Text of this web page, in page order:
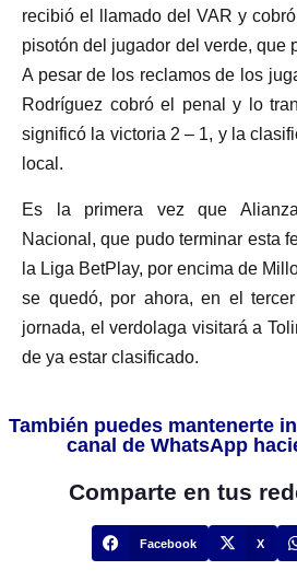
recibió el llamado del VAR y
pisotón del jugador del verde, que
A pesar de los reclamos de los
Rodríguez cobró el penal y lo
significó la victoria 2 – 1, y la
local.
Es la primera vez que
Nacional, que pudo terminar esta
la Liga BetPlay, por encima de
se quedó, por ahora, en el
jornada, el verdolaga visitará a
de ya estar clasificado.
También puedes mantenerte
canal de WhatsApp
Comparte en tus
Facebook X